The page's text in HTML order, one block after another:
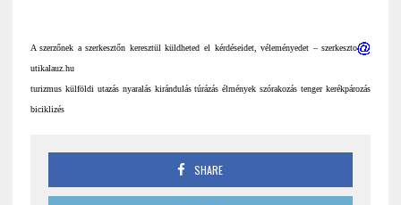
A szerzőnek a szerkesztőn keresztül küldheted el kérdéseidet, véleményedet – szerkeszto
utikalauz.hu
turizmus külföldi utazás nyaralás kirándulás túrázás élmények szórakozás tenger kerékpározás
biciklizés
SHARE